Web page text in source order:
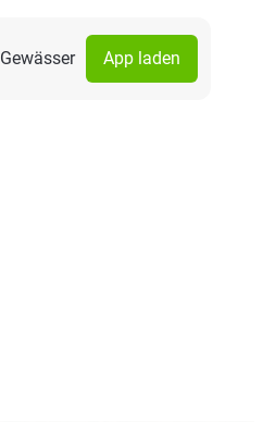
Gewässer App laden